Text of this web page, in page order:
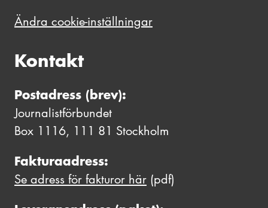
Ändra cookie-inställningar
Kontakt
Postadress (brev):
Journalistförbundet
Box 1116, 111 81 Stockholm
Fakturaadress:
Se adress för fakturor här (pdf)